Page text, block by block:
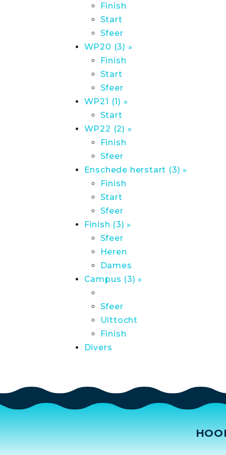
Finish
Start
Sfeer
WP20 (3) »
Finish
Start
Sfeer
WP21 (1) »
Start
WP22 (2) »
Finish
Sfeer
Enschede herstart (3) »
Finish
Start
Sfeer
Finish (3) »
Sfeer
Heren
Dames
Campus (3) »
Sfeer
Uittocht
Finish
Divers